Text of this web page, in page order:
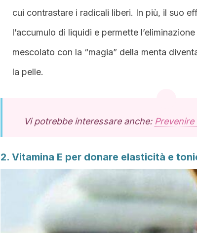
cui contrastare i radicali liberi. In più, il suo
l’accumulo di liquidi e permette
mescolato con la “magia” della menta
la pelle.
Vi potrebbe interessare anche:
2. Vitamina E per donare elasticità e